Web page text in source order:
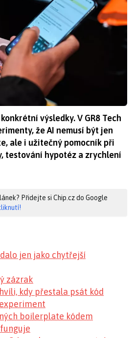
výsledky. V GR8 Tech
že AI nemusí být jen
ale i užitečný pomocník při
testování hypotéz a zrychlení
Přidejte si Chip.cz do Google
jen jako chytřejší
zázrak
kdy přestala psát kód
boilerplate kódem